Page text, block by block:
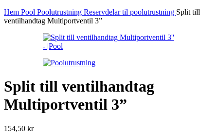
Hem Pool Poolutrustning Reservdelar til poolutrustning Split till
ventilhandtag Multiportventil 3”
Split till ventilhandtag
Multiportventil 3”
154,50 kr